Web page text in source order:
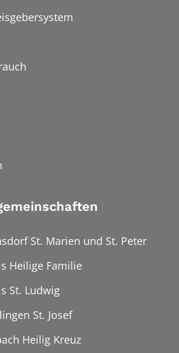
St. Marien und St. Peter
Heilige Familie
St. Ludwig
St. Josef
Heilig Kreuz